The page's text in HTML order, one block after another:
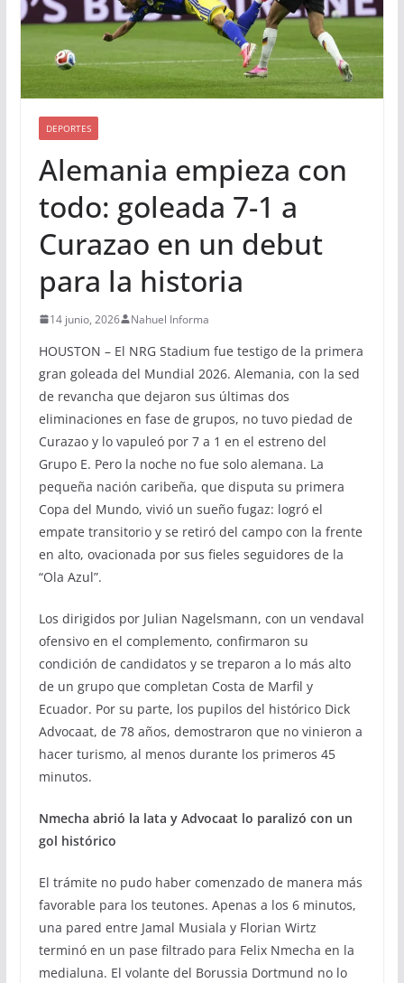
DEPORTES
Alemania empieza con
todo: goleada 7-1 a
Curazao en un debut
para la historia
14 junio, 2026 Nahuel Informa
HOUSTON – El NRG Stadium fue testigo de la primera
gran goleada del Mundial 2026. Alemania, con la sed
de revancha que dejaron sus últimas dos
eliminaciones en fase de grupos, no tuvo piedad de
Curazao y lo vapuleó por 7 a 1 en el estreno del
Grupo E. Pero la noche no fue solo alemana. La
pequeña nación caribeña, que disputa su primera
Copa del Mundo, vivió un sueño fugaz: logró el
empate transitorio y se retiró del campo con la frente
en alto, ovacionada por sus fieles seguidores de la
“Ola Azul”.
Los dirigidos por Julian Nagelsmann, con un vendaval
ofensivo en el complemento, confirmaron su
condición de candidatos y se treparon a lo más alto
de un grupo que completan Costa de Marfil y
Ecuador. Por su parte, los pupilos del histórico Dick
Advocaat, de 78 años, demostraron que no vinieron a
hacer turismo, al menos durante los primeros 45
minutos.
Nmecha abrió la lata y Advocaat lo paralizó con un
gol histórico
El trámite no pudo haber comenzado de manera más
favorable para los teutones. Apenas a los 6 minutos,
una pared entre Jamal Musiala y Florian Wirtz
terminó en un pase filtrado para Felix Nmecha en la
medialuna. El volante del Borussia Dortmund no lo